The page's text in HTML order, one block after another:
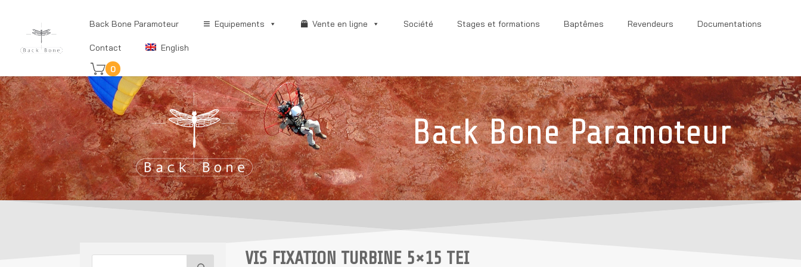
Back Bone Paramoteur Equipements Vente en ligne Société Stages et formations Baptêmes Revendeurs Documentations
Contact
English
0
Back Bone Paramoteur
VIS FIXATION TURBINE 5×15 TEI